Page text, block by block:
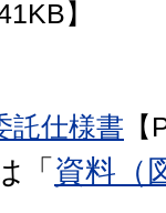
】
託仕様書
「資料（